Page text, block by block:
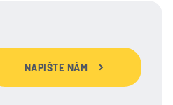
NAPIŠTE NÁM